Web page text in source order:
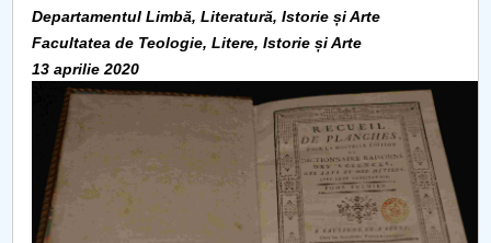
Centrul de Management al Proiectelor
Consiliul de Administratie
Nr. de telefon si adrese Facultăți
Admitere
Români de pretutindeni - ADMITERE
Departamentul Limbă, Literatură, Istorie și Arte
Facultatea de Teologie, Litere, Istorie și Arte
13 aprilie 2020